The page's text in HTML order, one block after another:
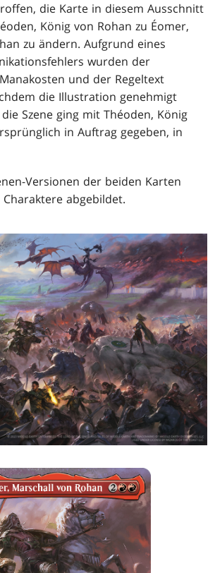
die Karte in diesem Ausschnitt
König von Rohan zu Éomer,
zu ändern. Aufgrund eines
wurden der
und der Regeltext
die Illustration genehmigt
Szene ging mit Théoden, König
in Auftrag gegeben, in
Versionen der beiden Karten
abgebildet.